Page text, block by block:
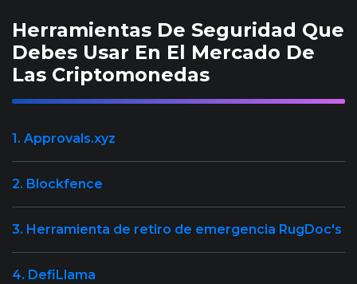
Herramientas De Seguridad Que
Debes Usar En El Mercado De
Las Criptomonedas
1. Approvals.xyz
2. Blockfence
3. Herramienta de retiro de emergencia RugDoc's
4. DefiLlama